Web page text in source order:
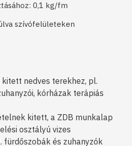
0,1 kg/fm
szívófelületeken
nedves terekhez, pl.
kórházak terápiás
kitett, a ZDB munkalap
osztályú vizes
fürdőszobák és zuhanyzók